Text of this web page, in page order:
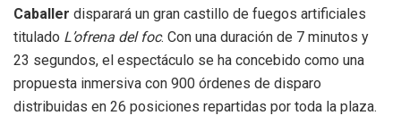
Caballer disparará un gran castillo de fuegos artificiales
titulado L’ofrena del foc. Con una duración de 7 minutos y
23 segundos, el espectáculo se ha concebido como una
propuesta inmersiva con 900 órdenes de disparo
distribuidas en 26 posiciones repartidas por toda la plaza.